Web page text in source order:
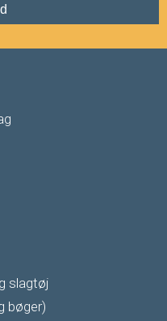
slagtøj
bøger)